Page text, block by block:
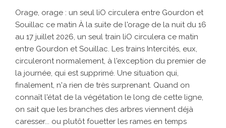
Orage, orage : un seul liO circulera entre Gourdon et
Souillac ce matin À la suite de l'orage de la nuit du 16
au 17 juillet 2026, un seul train liO circulera ce matin
entre Gourdon et Souillac. Les trains Intercités, eux,
circuleront normalement, à l'exception du premier de
la journée, qui est supprimé. Une situation qui,
finalement, n'a rien de très surprenant. Quand on
connaît l'état de la végétation le long de cette ligne,
on sait que les branches des arbres viennent déjà
caresser... ou plutôt fouetter les rames en temps